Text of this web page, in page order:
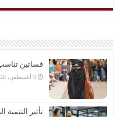
فساتين
8 أغسطس، 2026
تأثير